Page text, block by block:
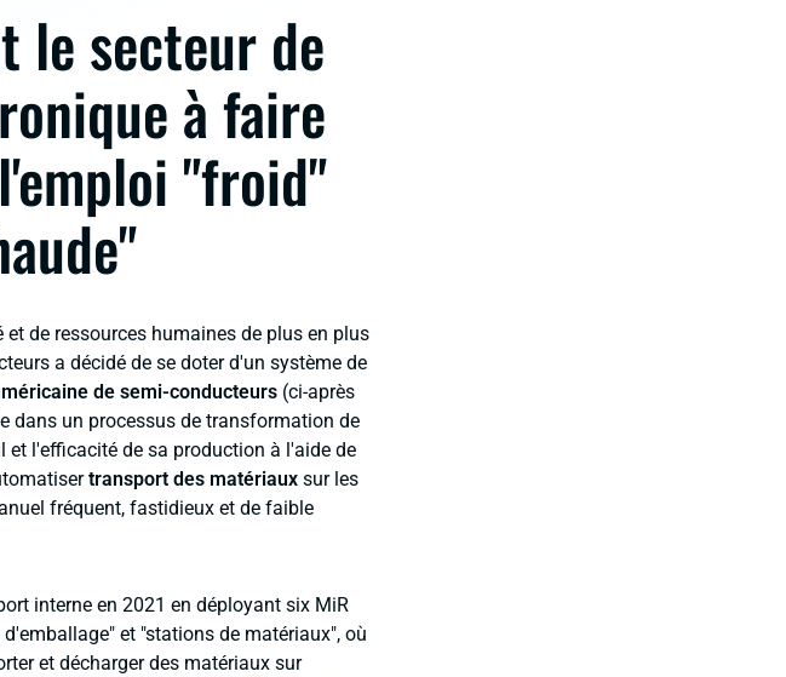
le secteur de
à faire
"froid"
de ressources humaines de plus en plus
a décidé de se doter d'un système de
de semi-conducteurs (ci-après
dans un processus de transformation de
l'efficacité de sa production à l'aide de
transport des matériaux sur les
fréquent, fastidieux et de faible
interne en 2021 en déployant six MiR
et "stations de matériaux", où
et décharger des matériaux sur